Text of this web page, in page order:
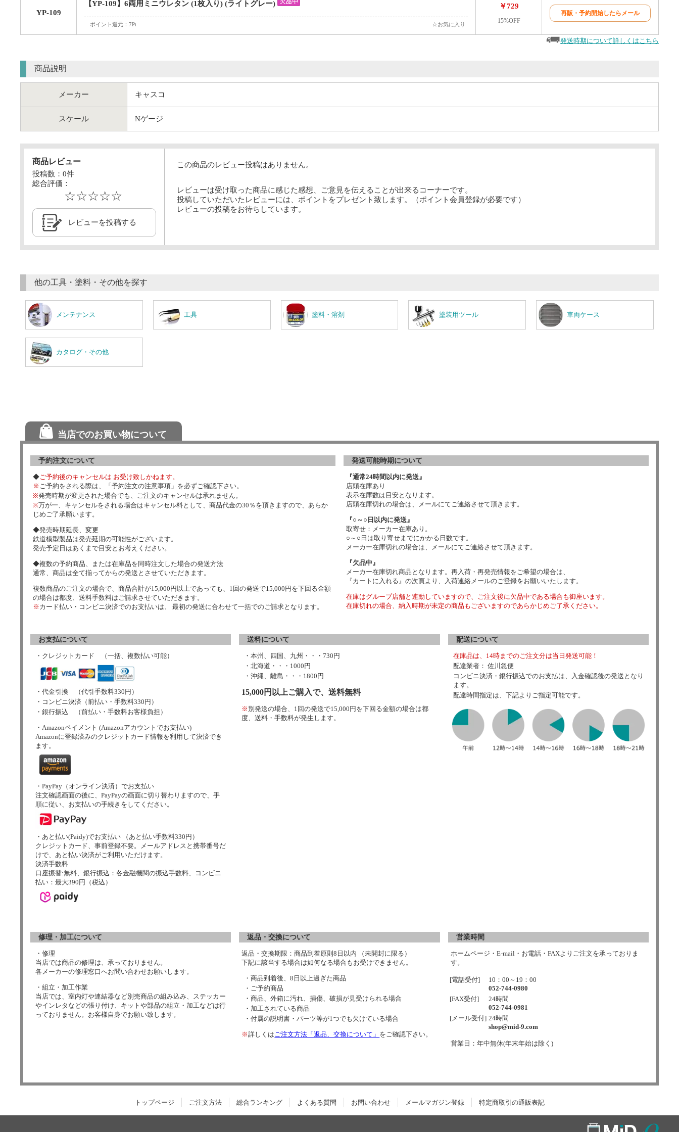
YP-109
【YP-109】6両用ミニウレタン (1枚入り) (ライトグレー)
ポイント還元：7Pt ☆お気に入り
￥729
15%OFF
再販・予約開始したらメール
発送時期について詳しくはこちら
商品説明
メーカー キャスコ
スケール Nゲージ
商品レビュー
投稿数： 0件
総合評価：
☆☆☆☆☆
レビューを投稿する
この商品のレビュー投稿はありません。
レビューは受け取った商品に感じた感想、ご意見を伝えることが出来るコーナーです。
投稿していただいたレビューには、ポイントをプレゼント致します。（ポイント会員登録が必要です）
レビューの投稿をお待ちしています。
他の工具・塗料・その他を探す
メンテナンス 工具 塗料・溶剤 塗装用ツール 車両ケース
カタログ・その他
当店でのお買い物について
予約注文について
◆ご予約後のキャンセルは お受け致しかねます。
※ ご予約をされる際は、「予約注文の注意事項」を必ずご確認下さい。
※発売時期が変更された場合でも、ご注文のキャンセルは承れません。
※万が一、キャンセルをされる場合はキャンセル料として、商品代金の30％を頂きますので、あらか
じめご了承願います。
◆発売時期延長、変更
鉄道模型製品は発売延期の可能性がございます。
発売予定日はあくまで目安とお考えください。
◆複数の予約商品、または在庫品を同時注文した場合の発送方法
通常、商品は全て揃ってからの発送とさせていただきます。
複数商品のご注文の場合で、商品合計が15,000円以上であっても、1回の発送で15,000円を下回る金額
の場合は都度、送料手数料はご請求させていただきます。
※ カード払い・コンビニ決済でのお支払いは、 最初の発送に合わせて一括でのご請求となります。
発送可能時期について
『通常24時間以内に発送』
店頭在庫あり
表示在庫数は目安となります。
店頭在庫切れの場合は、メールにてご連絡させて頂きます。
『○～○日以内に発送』
取寄せ：メーカー在庫あり。
○～○日は取り寄せまでにかかる日数です。
メーカー在庫切れの場合は、メールにてご連絡させて頂きます。
『欠品中』
メーカー在庫切れ商品となります。再入荷・再発売情報をご希望の場合は、
『カートに入れる』の次頁より、入荷連絡メールのご登録をお願いいたします。
在庫はグループ店舗と連動していますので、ご注文後に欠品中である場合も御座います。
在庫切れの場合、納入時期が未定の商品もございますのであらかじめご了承ください。
お支払について
・クレジットカード （一括、複数払い可能）
・代金引換 （代引手数料330円）
・コンビニ決済（前払い・手数料330円）
・銀行振込 （前払い・手数料お客様負担）
・Amazonペイメント (Amazonアカウントでお支払い)
Amazonに登録済みのクレジットカード情報を利用して決済でき
ます。
・PayPay（オンライン決済）でお支払い
注文確認画面の後に、PayPayの画面に切り替わりますので、手
順に従い、お支払いの手続きをしてください。
・あと払い(Paidy)でお支払い （あと払い手数料330円）
クレジットカード、事前登録不要。メールアドレスと携帯番号だ
けで、あと払い決済がご利用いただけます。
決済手数料
口座振替:無料、銀行振込：各金融機関の振込手数料、コンビニ
払い：最大390円（税込）
送料について
・本州、四国、九州・・・730円
・北海道・・・1000円
・沖縄、離島・・・1800円
15,000円以上ご購入で、送料無料
※ 別発送の場合、1回の発送で15,000円を下回る金額の場合は都
度、送料・手数料が発生します。
配送について
在庫品は、14時までのご注文分は当日発送可能！
配達業者： 佐川急便
コンビニ決済・銀行振込でのお支払は、入金確認後の発送となり
ます。
配達時間指定は、下記よりご指定可能です。
修理・加工について
・修理
当店では商品の修理は、承っておりません。
各メーカーの修理窓口へお問い合わせお願いします。
・組立・加工作業
当店では、室内灯や連結器など別売商品の組み込み、ステッカー
やインレタなどの張り付け、キットや部品の組立・加工などは行
っておりません。お客様自身でお願い致します。
返品・交換について
返品・交換期限：商品到着原則8日以内 （未開封に限る）
下記に該当する場合は如何なる場合もお受けできません。
・商品到着後、8日以上過ぎた商品
・ご予約商品
・商品、外箱に汚れ、損傷、破損が見受けられる場合
・加工されている商品
・付属の説明書・パーツ等が1つでも欠けている場合
※詳しくはご注文方法「返品、交換について」 をご確認下さい。
営業時間
ホームページ・E-mail・お電話・FAXよりご注文を承っておりま
す。
[電話受付]
10：00～19：00
052-744-0980
[FAX受付]
24時間
052-744-0981
[メール受付] 24時間
shop@mid-9.com
営業日：年中無休(年末年始は除く)
トップページ ご注文方法 総合ランキング よくある質問 お問い合わせ メールマガジン登録 特定商取引の通販表記